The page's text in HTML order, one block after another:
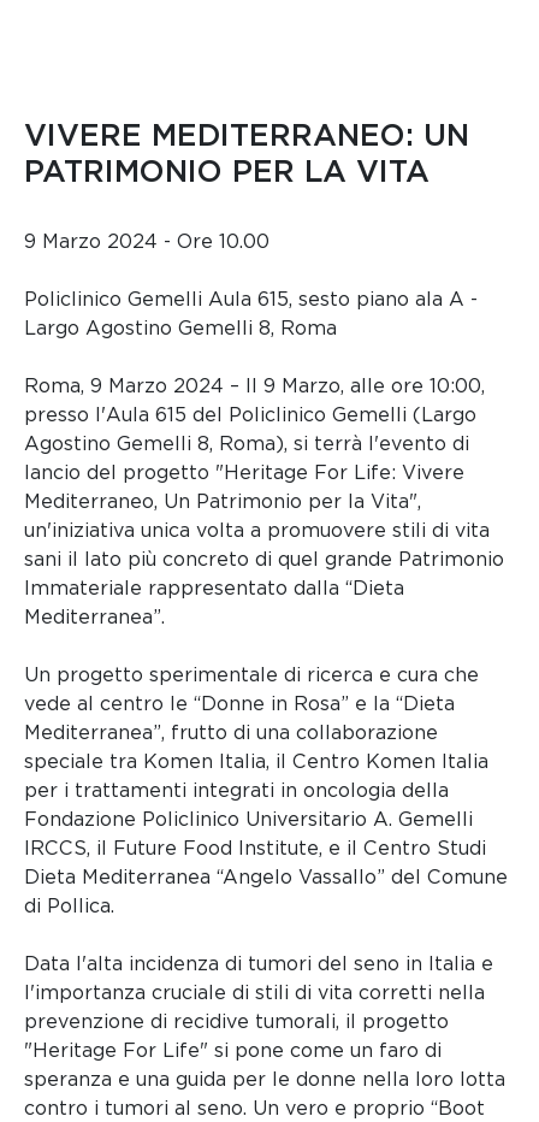
VIVERE MEDITERRANEO: UN
PATRIMONIO PER LA VITA
9 Marzo 2024 - Ore 10.00
Policlinico Gemelli Aula 615, sesto piano ala A -
Largo Agostino Gemelli 8, Roma
Roma, 9 Marzo 2024 – Il 9 Marzo, alle ore 10:00,
presso l'Aula 615 del Policlinico Gemelli (Largo
Agostino Gemelli 8, Roma), si terrà l'evento di
lancio del progetto "Heritage For Life: Vivere
Mediterraneo, Un Patrimonio per la Vita",
un'iniziativa unica volta a promuovere stili di vita
sani il lato più concreto di quel grande Patrimonio
Immateriale rappresentato dalla “Dieta
Mediterranea”.
Un progetto sperimentale di ricerca e cura che
vede al centro le “Donne in Rosa” e la “Dieta
Mediterranea”, frutto di una collaborazione
speciale tra Komen Italia, il Centro Komen Italia
per i trattamenti integrati in oncologia della
Fondazione Policlinico Universitario A. Gemelli
IRCCS, il Future Food Institute, e il Centro Studi
Dieta Mediterranea “Angelo Vassallo” del Comune
di Pollica.
Data l'alta incidenza di tumori del seno in Italia e
l'importanza cruciale di stili di vita corretti nella
prevenzione di recidive tumorali, il progetto
"Heritage For Life" si pone come un faro di
speranza e una guida per le donne nella loro lotta
contro i tumori al seno. Un vero e proprio “Boot